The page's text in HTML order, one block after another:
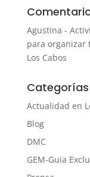
Agustina -
para organizar
Los Cabos
Categorías
Actualidad en
Blog
DMC
GEM-Guia